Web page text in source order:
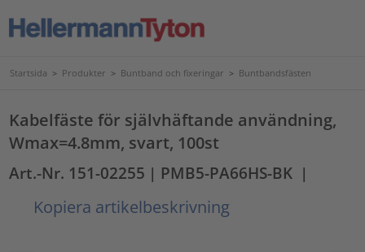
Startsida > Produkter > Buntband och fixeringar > Buntbandsfästen
Kabelfäste för självhäftande användning,
Wmax=4.8mm, svart, 100st
Art.-Nr. 151-02255 | PMB5-PA66HS-BK |
Kopiera artikelbeskrivning